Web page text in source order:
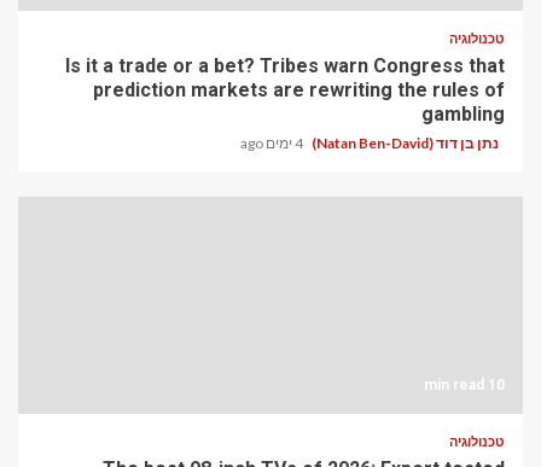
טכנולוגיה
Is it a trade or a bet? Tribes warn Congress that
prediction markets are rewriting the rules of
gambling
נתן בן דוד (Natan Ben-David) 4 ימים ago
10 min read
טכנולוגיה